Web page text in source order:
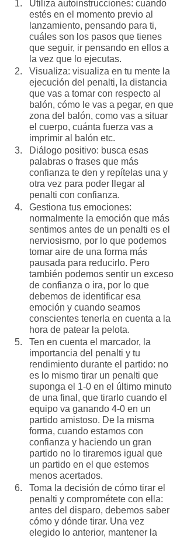
Utiliza autoinstrucciones: cuando
estés en el momento previo al
lanzamiento, pensando para ti,
cuáles son los pasos que tienes
que seguir, ir pensando en ellos a
la vez que lo ejecutas.
Visualiza: visualiza en tu mente la
ejecución del penalti, la distancia
que vas a tomar con respecto al
balón, cómo le vas a pegar, en que
zona del balón, como vas a situar
el cuerpo, cuánta fuerza vas a
imprimir al balón etc.
Diálogo positivo: busca esas
palabras o frases que más
confianza te den y repítelas una y
otra vez para poder llegar al
penalti con confianza.
Gestiona tus emociones:
normalmente la emoción que más
sentimos antes de un penalti es el
nerviosismo, por lo que podemos
tomar aire de una forma más
pausada para reducirlo. Pero
también podemos sentir un exceso
de confianza o ira, por lo que
debemos de identificar esa
emoción y cuando seamos
conscientes tenerla en cuenta a la
hora de patear la pelota.
Ten en cuenta el marcador, la
importancia del penalti y tu
rendimiento durante el partido: no
es lo mismo tirar un penalti que
suponga el 1-0 en el último minuto
de una final, que tirarlo cuando el
equipo va ganando 4-0 en un
partido amistoso. De la misma
forma, cuando estamos con
confianza y haciendo un gran
partido no lo tiraremos igual que
un partido en el que estemos
menos acertados.
Toma la decisión de cómo tirar el
penalti y comprométete con ella:
antes del disparo, debemos saber
cómo y dónde tirar. Una vez
elegido lo anterior, mantener la